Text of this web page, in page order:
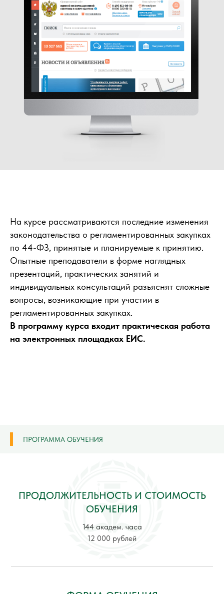
На курсе рассматриваются последние изменения
законодательства о регламентированных закупках
по 44-ФЗ, принятые и планируемые к принятию.
Опытные преподаватели в форме наглядных
презентаций, практических занятий и
индивидуальных консультаций разъяснят сложные
вопросы, возникающие при участии в
регламентированных закупках.
В программу курса входит практическая работа
на электронных площадках ЕИС.
ПРОГРАММА ОБУЧЕНИЯ
ПРОДОЛЖИТЕЛЬНОСТЬ И СТОИМОСТЬ
ОБУЧЕНИЯ
144 академ. часа
12 000 рублей